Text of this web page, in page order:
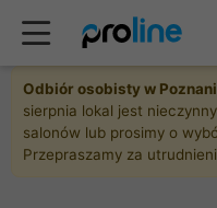
Odbiór osobisty w
sierpnia lokal jest
salonów lub prosimy o
Przepraszamy za